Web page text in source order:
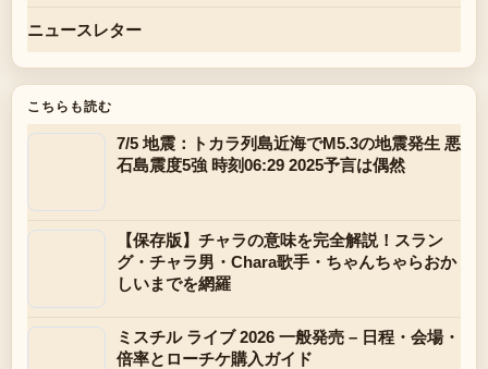
ニュースレター
こちらも読む
7/5 地震：トカラ列島近海でM5.3の地震発生 悪
石島震度5強 時刻06:29 2025予言は偶然
【保存版】チャラの意味を完全解説！スラン
グ・チャラ男・Chara歌手・ちゃんちゃらおか
しいまでを網羅
ミスチル ライブ 2026 一般発売 – 日程・会場・
倍率とローチケ購入ガイド